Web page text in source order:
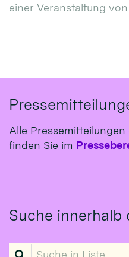
einer Veranstaltung
Alle
finden Sie im
Suche innerhalb
Suche in Liste